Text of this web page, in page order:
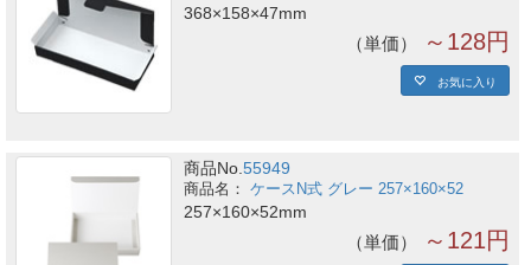
368×158×47mm
単価 ～128円
お気に入り
商品No.55949
ケースN式 グレー 257×160×52
257×160×52mm
単価 ～121円